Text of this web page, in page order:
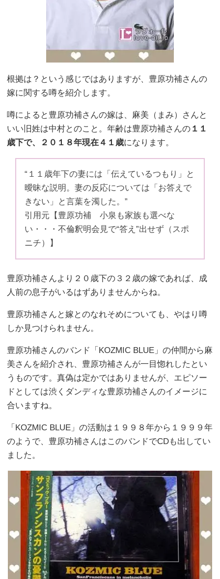
根拠は？という感じではありますが、豊原功補さんの
嫁に関する噂を紹介します。
噂によると豊原功補さんの嫁は、麻美（まみ）さんと
いい旧姓は中村とのこと。年齢は豊原功補さんの １１
歳下で、２０１８年現在４１歳になります。
“１１歳年下の妻には「伝えているつもり」と
曖昧な説明。妻の反応については「お答えで
きない」と言葉を濁した。”
引用元【豊原功補 小泉も家族も選べな
い・・・不倫釈明会見で“答え”出せず（スポ
ニチ）】
豊原功補さんより２０歳下の３２歳の嫁であれば、成
人前の息子がいるはずありませんからね。
豊原功補さんと嫁とのなれそめについても、やはり噂
しか見つけられません。
豊原功補さんのバンド「KOZMIC BLUE」の仲間から麻
美さんを紹介され、豊原功補さんが一目惚れしたとい
うものです。真偽は定かではありませんが、エピソー
ドとしては渋くダンディな豊原功補さんのイメージに
合いますね。
「KOZMIC BLUE」の活動は１９９８年から１９９９年
のようで、豊原功補さんはこのバンドでCDも出してい
ました。